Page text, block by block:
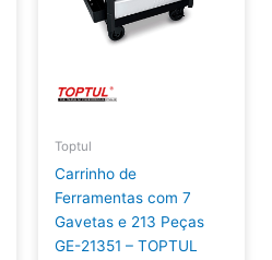
Toptul
Carrinho de
Ferramentas com 7
Gavetas e 213 Peças
GE-21351 – TOPTUL